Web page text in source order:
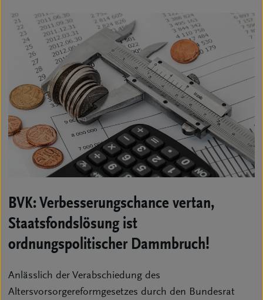
BVK: Verbesserungschance vertan,
Staatsfondslösung ist
ordnungspolitischer Dammbruch!
Anlässlich der Verabschiedung des
Altersvorsorgereformgesetzes durch den Bundesrat